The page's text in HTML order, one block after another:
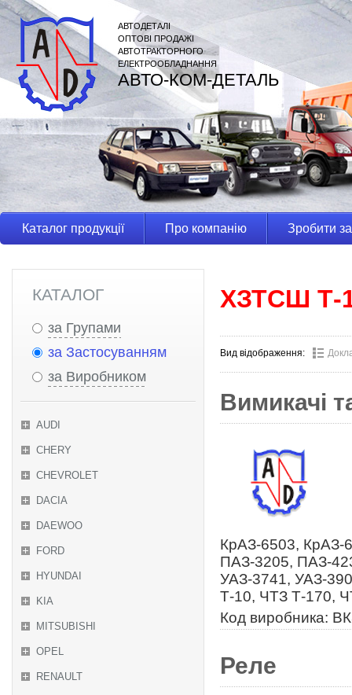
АВТОДЕТАЛІ
ОПТОВІ ПРОДАЖІ
АВТОТРАКТОРНОГО
ЕЛЕКТРООБЛАДНАННЯ
АВТО-КОМ-ДЕТАЛЬ
Каталог продукції Про компанію Зробити
КАТАЛОГ
за Групами
за Застосуванням
за Виробником
AUDI
CHERY
CHEVROLET
DACIA
DAEWOO
FORD
HYUNDAI
KIA
MITSUBISHI
OPEL
RENAULT
ХЗТСШ Т-
Вид відображення:
Вимикачі
КрАЗ-6503, КрАЗ-
ПАЗ-3205, ПАЗ-
УАЗ-3741, УАЗ-
Т-10, ЧТЗ Т-170,
Код виробника:
Реле